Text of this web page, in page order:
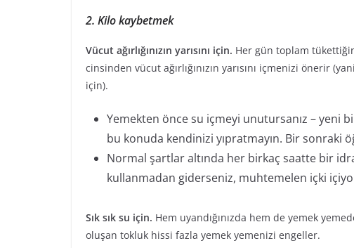
2. Kilo kaybetmek
Vücut ağırlığınızın yarısını için. Her gün toplam
cinsinden vücut ağırlığınızın yarısını içmenizi önerir
için).
Yemekten önce su içmeyi unutursanız – yeni
bu konuda kendinizi yıpratmayın. Bir sonraki
Normal şartlar altında her birkaç saatte bir
kullanmadan giderseniz, muhtemelen içki
Sık sık su için. Hem uyandığınızda hem de yemek
oluşan tokluk hissi fazla yemek yemenizi engeller.